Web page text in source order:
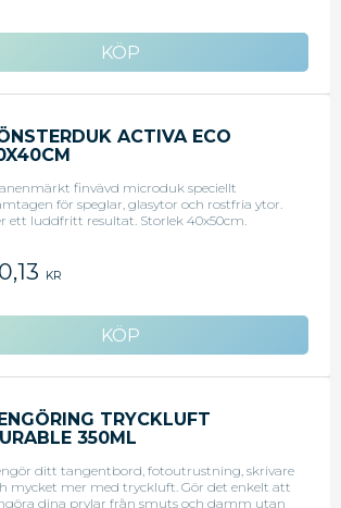
ACTIVA ECO
finvävd microduk speciellt
för speglar, glasytor och rostfria ytor.
ett luddfritt resultat. Storlek 40x50cm.
KR
TRYCKLUFT
350ML
ditt tangentbord, fotoutrustning, skrivare
mycket mer med tryckluft. Gör det enkelt att
dina prylar från smuts och damm utan